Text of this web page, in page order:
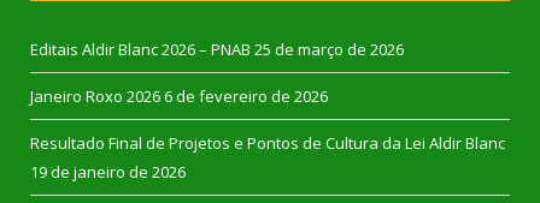
Editais Aldir Blanc 2026 – PNAB 25 de março de 2026
Janeiro Roxo 2026 6 de fevereiro de 2026
Resultado Final de Projetos e Pontos de Cultura da Lei Aldir Blanc
19 de janeiro de 2026